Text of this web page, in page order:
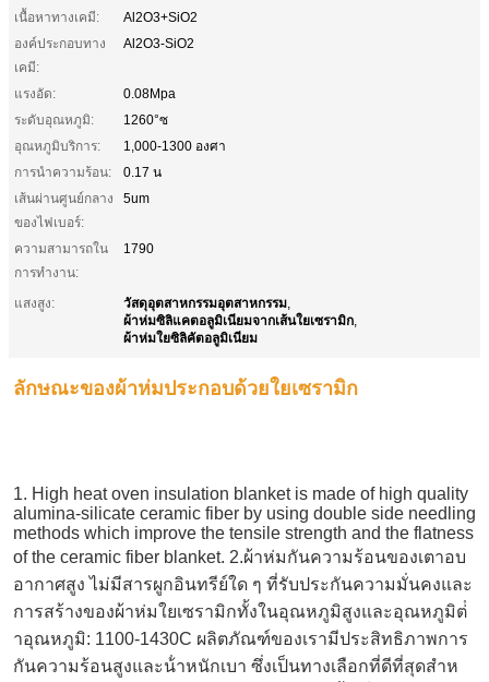
เนื้อหาทางเคมี:
Al2O3+SiO2
องค์ประกอบทาง
เคมี:
Al2O3-SiO2
แรงอัด:
0.08Mpa
ระดับอุณหภูมิ:
1260°ซ
อุณหภูมิบริการ:
1,000-1300 องศา
การนําความร้อน:
0.17 น
เส้นผ่านศูนย์กลาง
ของไฟเบอร์:
5um
ความสามารถใน
การทํางาน:
1790
แสงสูง: วัสดุอุตสาหกรรมอุตสาหกรรม,
ผ้าห่มซิลิแคตอลูมิเนียมจากเส้นใยเซรามิก,
ผ้าห่มใยซิลิคัตอลูมิเนียม
ลักษณะของผ้าห่มประกอบด้วยใยเซรามิก
1. High heat oven insulation blanket is made of high quality
alumina-silicate ceramic fiber by using double side needling
methods which improve the tensile strength and the flatness
of the ceramic fiber blanket. 2.ผ้าห่มกันความร้อนของเตาอบ
อากาศสูง ไม่มีสารผูกอินทรีย์ใด ๆ ที่รับประกันความมั่นคงและ
การสร้างของผ้าห่มใยเซรามิกทั้งในอุณหภูมิสูงและอุณหภูมิต่ํ
าอุณหภูมิ: 1100-1430C ผลิตภัณฑ์ของเรามีประสิทธิภาพการ
กันความร้อนสูงและน้ําหนักเบา ซึ่งเป็นทางเลือกที่ดีที่สุดสําห